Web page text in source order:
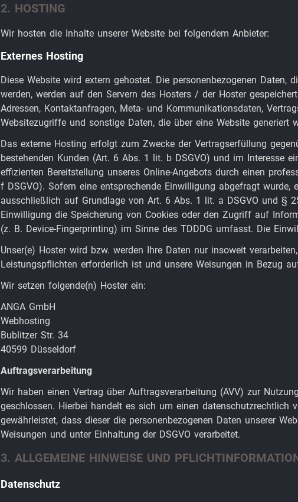
2. HOSTING
Wir hosten die Inhalte unserer Website bei folgendem Anbieter:
Externes Hosting
Diese Website wird extern gehostet. Die personenbezogenen Daten,
werden, werden auf den Servern des Hosters / der Hoster
Adressen, Kontaktanfragen, Meta- und Kommunikationsdaten,
Websitezugriffe und sonstige Daten, die über eine Website generiert
Das externe Hosting erfolgt zum Zwecke der Vertragserfüllung
bestehenden Kunden (Art. 6 Abs. 1 lit. b DSGVO) und im Interesse
effizienten Bereitstellung unseres Online-Angebots durch einen
f DSGVO). Sofern eine entsprechende Einwilligung abgefragt wurde,
ausschließlich auf Grundlage von Art. 6 Abs. 1 lit. a DSGVO und §
Einwilligung die Speicherung von Cookies oder den Zugriff auf
(z. B. Device-Fingerprinting) im Sinne des TDDDG umfasst. Die
Unser(e) Hoster wird bzw. werden Ihre Daten nur insoweit
Leistungspflichten erforderlich ist und unsere Weisungen in Bezug
Wir setzen folgende(n) Hoster ein:
ANGA GmbH
Webhosting
Bublitzer Str. 34
40599 Düsseldorf
Auftragsverarbeitung
Wir haben einen Vertrag über Auftragsverarbeitung (AVV) zur
geschlossen. Hierbei handelt es sich um einen datenschutzrechtlich
gewährleistet, dass dieser die personenbezogenen Daten unserer
Weisungen und unter Einhaltung der DSGVO verarbeitet.
3. ALLGEMEINE HINWEISE UND
Datenschutz